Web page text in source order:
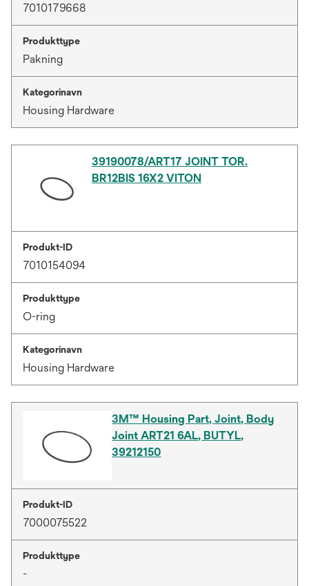
7010179668
Produkttype
Pakning
Kategorinavn
Housing Hardware
39190078/ART17 JOINT TOR.
BR12BIS 16X2 VITON
Produkt-ID
7010154094
Produkttype
O-ring
Kategorinavn
Housing Hardware
3M™ Housing Part, Joint, Body
Joint ART21 6AL, BUTYL,
39212150
Produkt-ID
7000075522
Produkttype
-